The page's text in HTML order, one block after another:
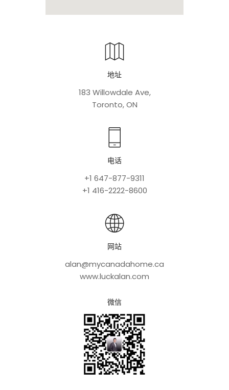
地址
183 Willowdale Ave,
Toronto, ON
电话
+1 647-877-9311
+1 416-2222-8600
网站
alan@mycanadahome.ca
www.luckalan.com
微信